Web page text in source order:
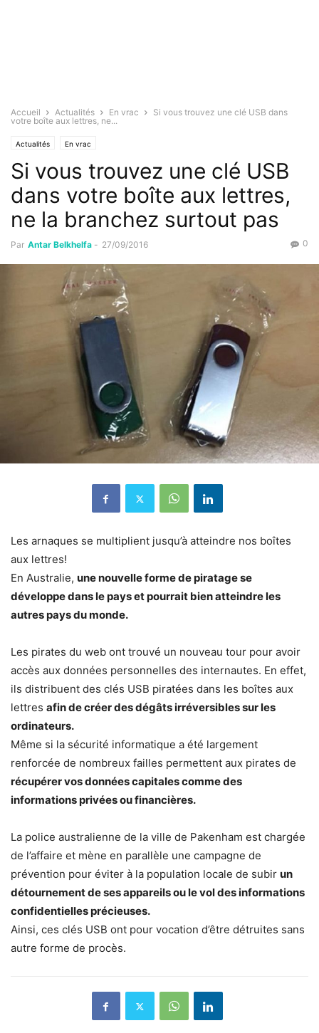
Accueil Actualités En vrac
Si vous trouvez une clé USB dans
votre boîte aux lettres, ne...
Actualités En vrac
Si vous trouvez une clé USB
dans votre boîte aux lettres,
ne la branchez surtout pas
Par Antar Belkhelfa - 27/09/2016 0
Les arnaques se multiplient jusqu’à atteindre nos boîtes
aux lettres!
En Australie, une nouvelle forme de piratage se
développe dans le pays et pourrait bien atteindre les
autres pays du monde.
Les pirates du web ont trouvé un nouveau tour pour avoir
accès aux données personnelles des internautes. En effet,
ils distribuent des clés USB piratées dans les boîtes aux
lettres afin de créer des dégâts irréversibles sur les
ordinateurs.
Même si la sécurité informatique a été largement
renforcée de nombreux failles permettent aux pirates de
récupérer vos données capitales comme des
informations privées ou financières.
La police australienne de la ville de Pakenham est chargée
de l’affaire et mène en parallèle une campagne de
prévention pour éviter à la population locale de subir un
détournement de ses appareils ou le vol des informations
confidentielles précieuses.
Ainsi, ces clés USB ont pour vocation d’être détruites sans
autre forme de procès.